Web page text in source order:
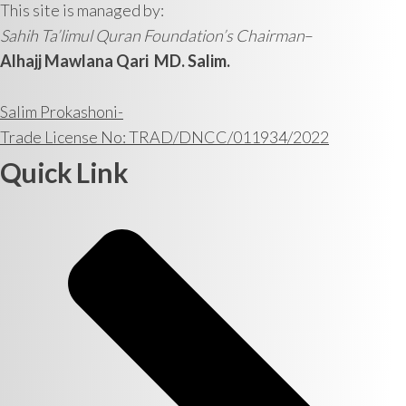
This site is managed by:
Sahih Ta’limul Quran Foundation’s Chairman–
Alhajj Mawlana Qari MD. Salim.
Salim Prokashoni-
Trade License No: TRAD/DNCC/011934/2022
Quick Link